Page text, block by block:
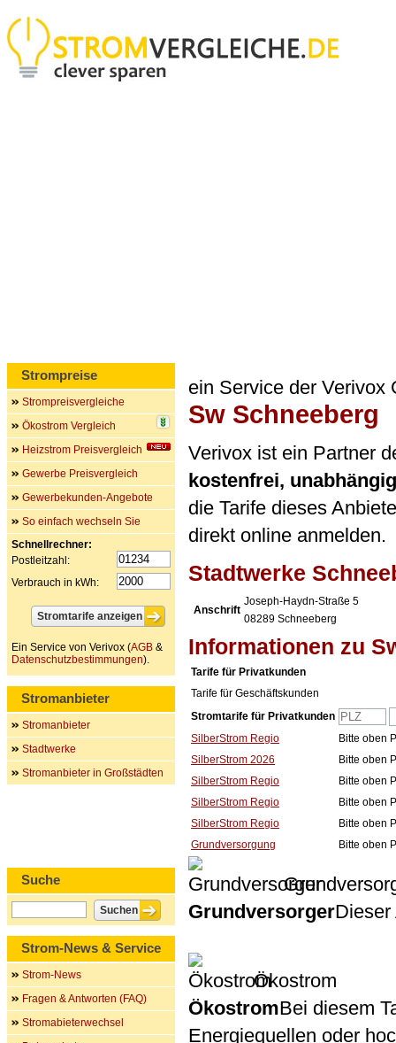
ein Service der Verivox
Sw Schneeberg
Verivox ist ein Partner
kostenfrei,
die Tarife dieses
direkt online anmelden.
Stadtwerke
Anschrift
Joseph-Haydn-Straße 5
08289 Schneeberg
Informationen zu
Tarife für Privatkunden
Tarife für Geschäftskunden
Stromtarife für Privatkunden
SilberStrom Regio
Bitte oben
SilberStrom 2026
Bitte oben
SilberStrom Regio
Bitte oben
SilberStrom Regio
Bitte oben
SilberStrom Regio
Bitte oben
Grundversorgung
Bitte oben
GrundversorgerDieser
Ökostrom
ÖkostromBei diesem
Energiequellen oder
Strompreise
Strompreisvergleiche
Ökostrom Vergleich
Heizstrom Preisvergleich
Gewerbe Preisvergleich
Gewerbekunden-Angebote
So einfach wechseln Sie
Schnellrechner:
Postleitzahl:
Verbrauch in kWh:
Ein Service von Verivox (AGB &
Datenschutzbestimmungen).
Stromanbieter
Stromanbieter
Stadtwerke
Stromanbieter in Großstädten
Suche
Strom-News & Service
Strom-News
Fragen & Antworten (FAQ)
Stromabieterwechsel